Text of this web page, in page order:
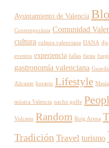
Ayuntamiento de Valencia
Contemporània Comunidad
cultura cultura valenciana DANA djs
eventos experiencia fallas fiesta
gastronomía valenciana
Alicante horario Lifestyle
música Valencia nacho golfe
Vulcano Random Roig Arena
Tradición Travel turismo